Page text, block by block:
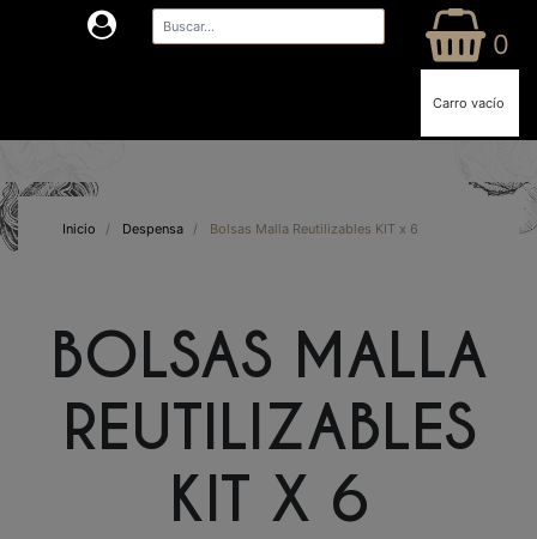
0
Carro vacío
Inicio / Despensa / Bolsas Malla Reutilizables KIT x 6
BOLSAS MALLA
REUTILIZABLES
KIT X 6